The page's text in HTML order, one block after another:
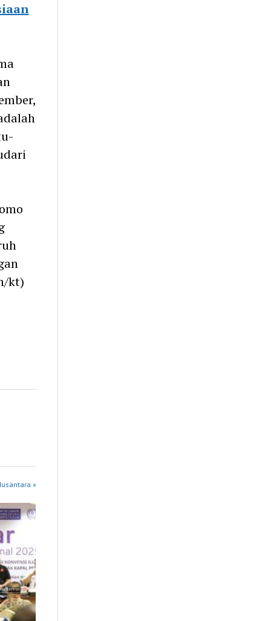
kt)
»